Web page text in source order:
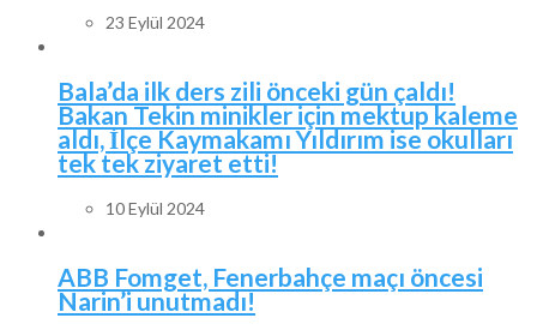
23 Eylül 2024
Bala’da ilk ders zili önceki gün çaldı!
Bakan Tekin minikler için mektup kaleme
aldı, İlçe Kaymakamı Yıldırım ise okulları
tek tek ziyaret etti!
10 Eylül 2024
ABB Fomget, Fenerbahçe maçı öncesi
Narin’i unutmadı!